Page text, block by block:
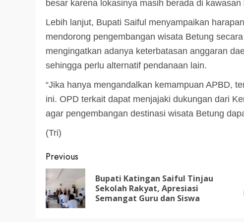
besar karena lokasinya masih berada di kawasan
Lebih lanjut, Bupati Saiful menyampaikan
mendorong pengembangan wisata Betung
mengingatkan adanya keterbatasan anggaran
sehingga perlu alternatif pendanaan lain.
“Jika hanya mengandalkan kemampuan APBD,
ini. OPD terkait dapat menjajaki dukungan dari
agar pengembangan destinasi wisata Betung
(Tri)
Post
navigation
Previous
Bupati Katingan Saiful Tinjau
Sekolah Rakyat, Apresiasi
Semangat Guru dan Siswa
DPRD KATINGAN
HEADLINE
KATINGAN
RDP DPRD dan Pemkab
Soroti Krisis Air Bersih,
Nakes Hingga Ancaman
Pencemaran Sungai
TRIOKTA 11 MEI 2026
2 min read
DPRD KATINGAN